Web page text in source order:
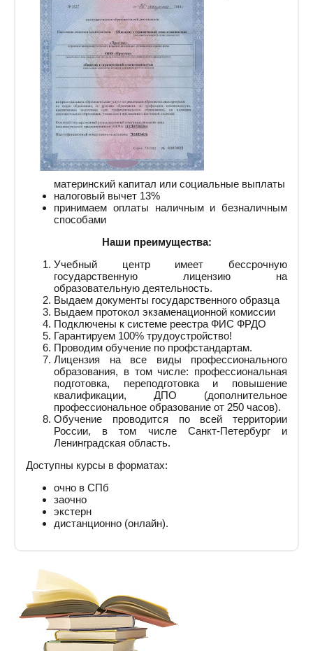
материнский капитал или социальные выплаты
налоговый вычет 13%
принимаем оплаты наличным и безналичным
способами
Наши преимущества:
Учебный центр имеет бессрочную
государственную лицензию на
образовательную деятельность.
Выдаем документы государственного образца
Выдаем протокол экзаменационной комиссии
Подключены к системе реестра ФИС ФРДО
Гарантируем 100% трудоустройство!
Проводим обучение по профстандартам.
Лицензия на все виды профессионального
образования, в том числе: профессиональная
подготовка, переподготовка и повышение
квалификации, ДПО (дополнительное
профессиональное образование от 250 часов).
Обучение проводится по всей территории
России, в том числе Санкт-Петербург и
Ленинградская область.
Доступны курсы в форматах:
очно в СПб
заочно
экстерн
дистанционно (онлайн).